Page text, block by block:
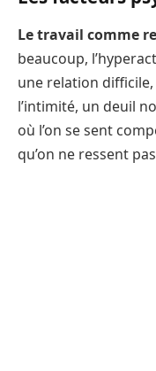
Le travail comme
beaucoup,
une relation
l’intimité, un deuil
où l’on se sent
qu’on ne ressent